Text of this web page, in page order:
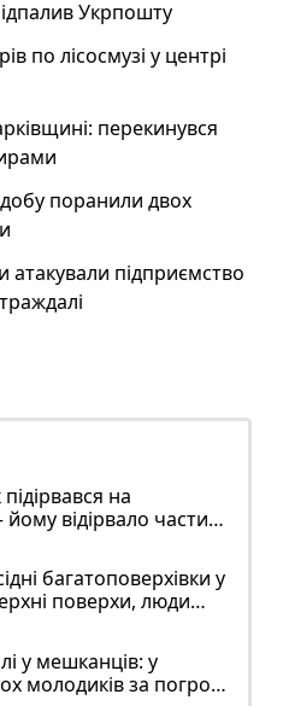
Укрпошту
по лісосмузі у центрі
перекинувся
добу поранили двох
атакували підприємство
на
відірвало частину
багатоповерхівки у
поверхи, люди
у мешканців: у
молодиків за погром